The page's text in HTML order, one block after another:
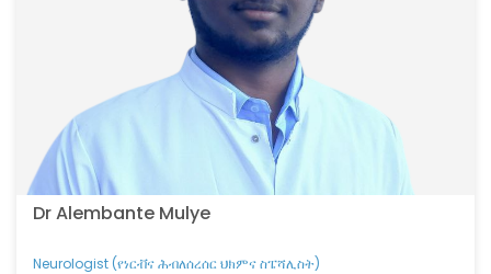
Dr Alembante Mulye
Neurologist (የነርቭና ሕብለሰረሰር ህክምና ስፔሻሊስት)